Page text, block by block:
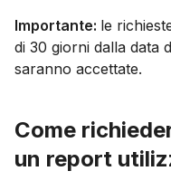
Importante: le
di 30 giorni dalla data
saranno accettate.
Come
un report